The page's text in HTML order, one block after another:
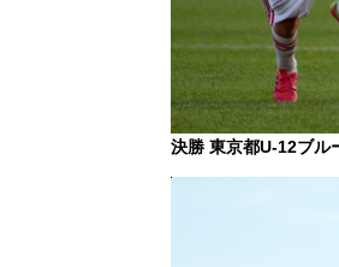
決勝 東京都U-12ブ